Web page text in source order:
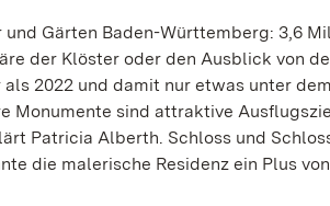
Gärten Baden-Württemberg: 3,6
der Klöster oder den Ausblick von
2022 und damit nur etwas unter
Monumente sind attraktive
Patricia Alberth. Schloss und
die malerische Residenz ein Plus